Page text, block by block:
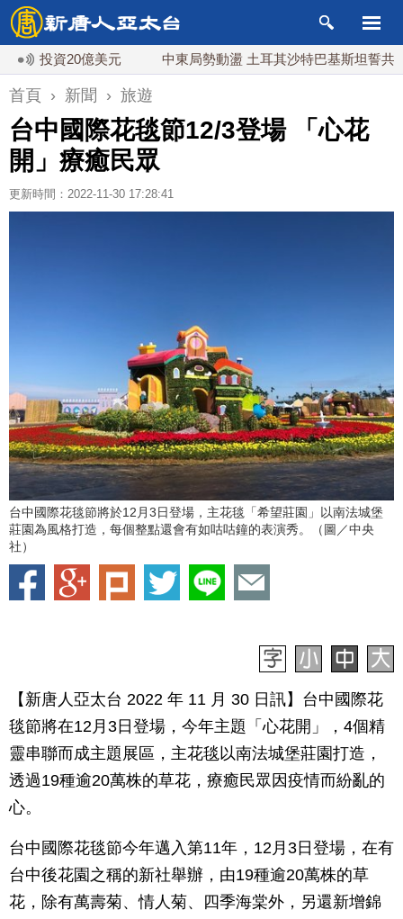
資20億美元 中東局勢動盪 土耳其沙特巴基斯坦誓共同防禦
首頁 › 新聞 › 旅遊
台中國際花毯節12/3登場 「心花
開」療癒民眾
更新時間：2022-11-30 17:28:41
台中國際花毯節將於12月3日登場，主花毯「希望莊園」以南法城堡
莊園為風格打造，每個整點還會有如咕咕鐘的表演秀。（圖／中央
社）
【新唐人亞太台 2022 年 11 月 30 日訊】台中國際花
毯節將在12月3日登場，今年主題「心花開」，4個精
靈串聯而成主題展區，主花毯以南法城堡莊園打造，
透過19種逾20萬株的草花，療癒民眾因疫情而紛亂的
心。
台中國際花毯節今年邁入第11年，12月3日登場，在有
台中後花園之稱的新社舉辦，由19種逾20萬株的草
花，除有萬壽菊、情人菊、四季海棠外，另還新增錦